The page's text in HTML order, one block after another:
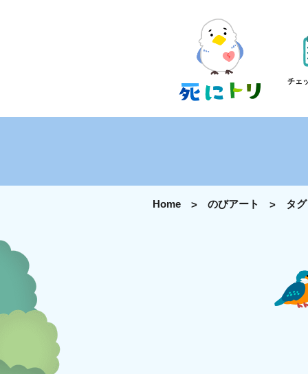
チェ
Home のびアート タ